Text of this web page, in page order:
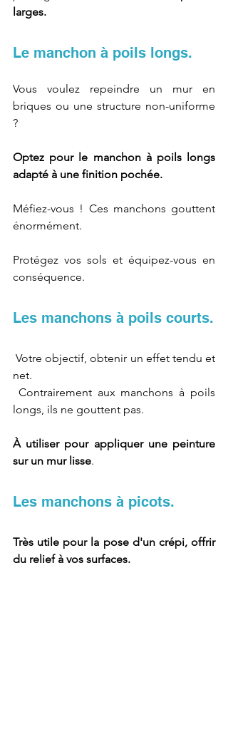
larges.
Le manchon à poils longs.
Vous voulez repeindre un mur en
briques ou une structure non-uniforme
?
Optez pour le manchon à poils longs
adapté à une finition pochée.
Méfiez-vous ! Ces manchons gouttent
énormément.
Protégez vos sols et équipez-vous en
conséquence.
Les manchons à poils courts.
Votre objectif, obtenir un effet tendu et
net.
longs, ils ne gouttent pas.
À utiliser pour appliquer une peinture
sur un mur lisse.
Les manchons à picots.
Très utile pour la pose d'un crépi, offrir
du relief à vos surfaces.